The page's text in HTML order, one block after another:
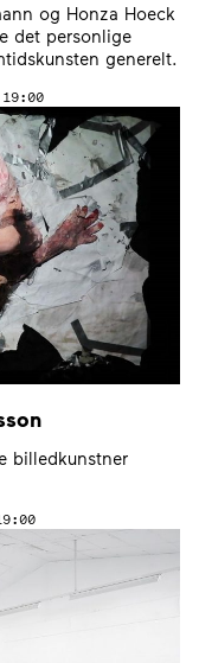
og Honza Hoeck
det personlige
generelt.
billedkunstner